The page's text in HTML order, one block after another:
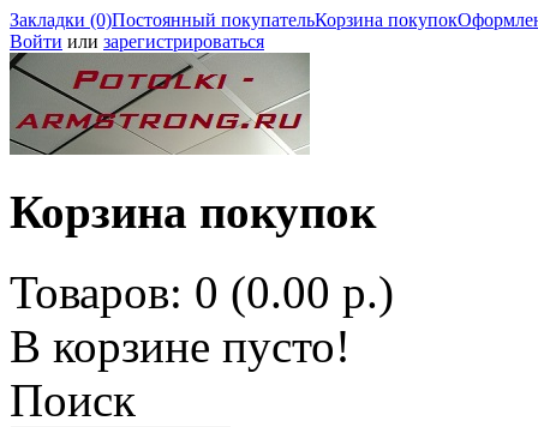
Закладки (0)Постоянный покупательКорзина покупок
Войти или зарегистрироваться
Корзина покупок
Товаров: 0 (0.00 р.)
В корзине пусто!
Поиск